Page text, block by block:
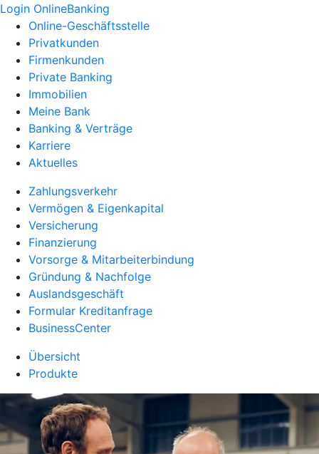
Login OnlineBanking
Online-Geschäftsstelle
Privatkunden
Firmenkunden
Private Banking
Immobilien
Meine Bank
Banking & Verträge
Karriere
Aktuelles
Zahlungsverkehr
Vermögen & Eigenkapital
Versicherung
Finanzierung
Vorsorge & Mitarbeiterbindung
Gründung & Nachfolge
Auslandsgeschäft
Formular Kreditanfrage
BusinessCenter
Übersicht
Produkte